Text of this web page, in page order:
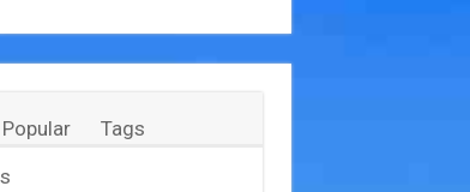
como un paso histórico para Puerto Vallarta
Popular
Tags